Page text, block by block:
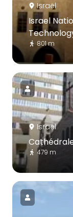
Israël
Israel
801 m
Israël
479 m